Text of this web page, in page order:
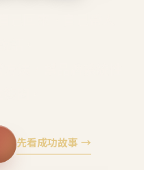
先看成功故事 →